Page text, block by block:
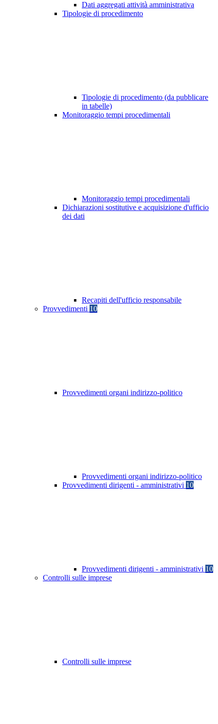
Dati aggregati attività amministrativa
Tipologie di procedimento
Tipologie di procedimento (da pubblicare
in tabelle)
Monitoraggio tempi procedimentali
Monitoraggio tempi procedimentali
Dichiarazioni sostitutive e acquisizione d'ufficio
dei dati
Recapiti dell'ufficio responsabile
Provvedimenti 10
Provvedimenti organi indirizzo-politico
Provvedimenti organi indirizzo-politico
Provvedimenti dirigenti - amministrativi 10
Provvedimenti dirigenti - amministrativi 10
Controlli sulle imprese
Controlli sulle imprese